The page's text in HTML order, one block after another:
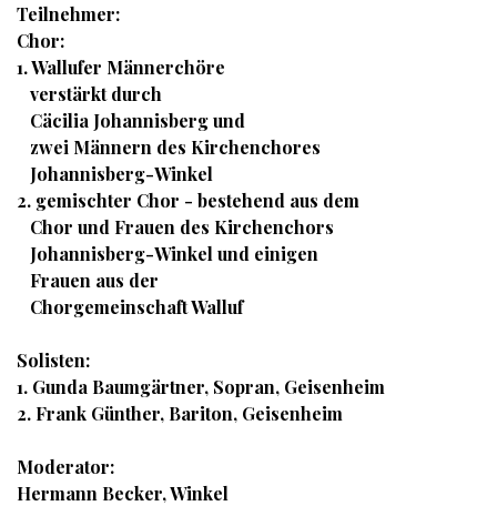
Teilnehmer:
Chor:
1. Wallufer Männerchöre
verstärkt durch
Cäcilia Johannisberg und
zwei Männern des Kirchenchores
Johannisberg-Winkel
2. gemischter Chor - bestehend aus dem
Chor und Frauen des Kirchenchors
Johannisberg-Winkel und einigen
Frauen aus der
Chorgemeinschaft Walluf
Solisten:
1. Gunda Baumgärtner, Sopran, Geisenheim
2. Frank Günther, Bariton, Geisenheim
Moderator:
Hermann Becker, Winkel